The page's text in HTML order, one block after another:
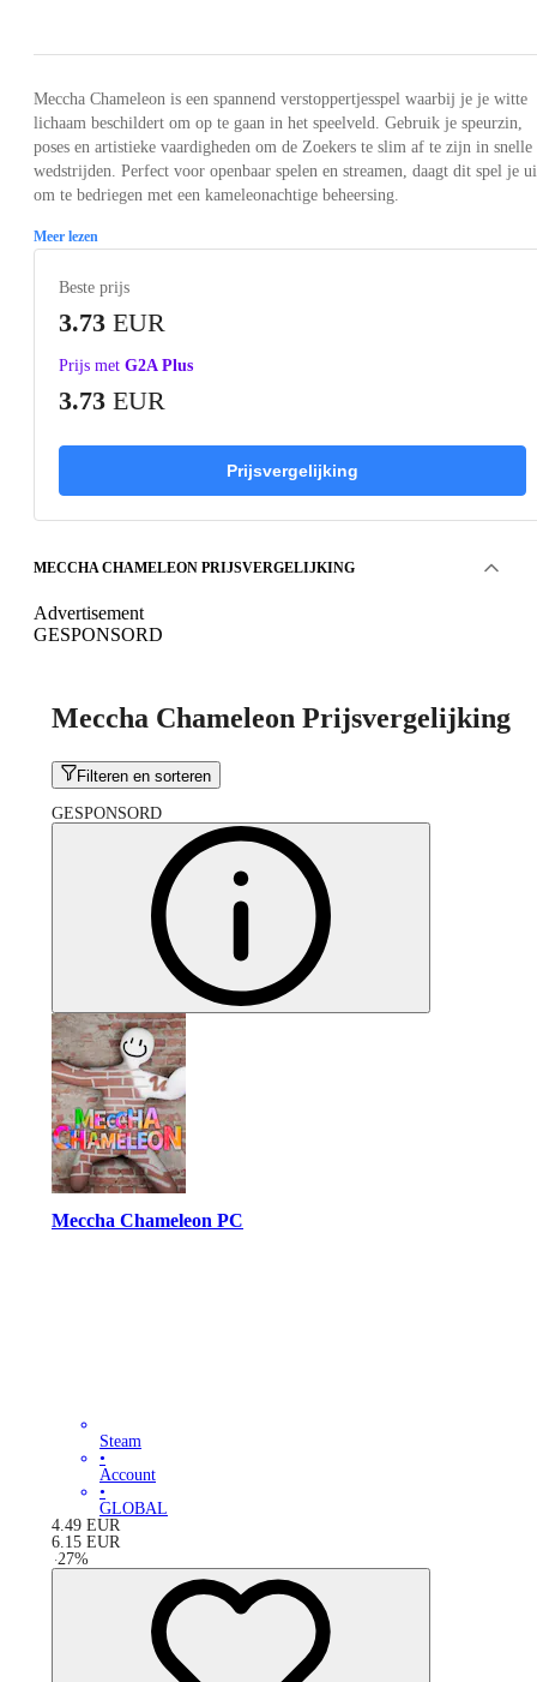
Meccha Chameleon is een spannend verstoppertjesspel waarbij je je witte
lichaam beschildert om op te gaan in het speelveld. Gebruik je speurzin,
poses en artistieke vaardigheden om de Zoekers te slim af te zijn in snelle
wedstrijden. Perfect voor openbaar spelen en streamen, daagt dit spel je
om te bedriegen met een kameleonachtige beheersing.
Meer lezen
Beste prijs
3.73 EUR
Prijs met G2A Plus
3.73 EUR
Prijsvergelijking
MECCHA CHAMELEON PRIJSVERGELIJKING
Advertisement
GESPONSORD
Meccha Chameleon Prijsvergelijking
Filteren en sorteren
GESPONSORD
Meccha Chameleon PC
Steam
•
Account
•
GLOBAL
4.49 EUR
6.15 EUR
-27%